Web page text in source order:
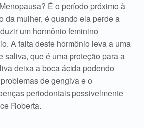
É o período próximo à
da mulher, é quando ela perde a
um hormônio feminino
A falta deste hormônio leva a uma
saliva, que é uma proteção para a
deixa a boca ácida podendo
de gengiva e o
periodontais possivelmente
Roberta.